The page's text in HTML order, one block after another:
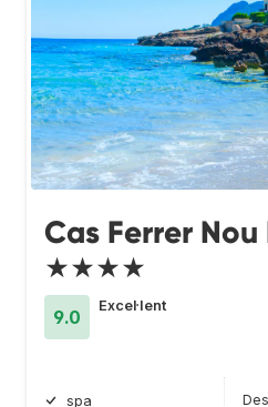
Cas Ferrer
★★★★
9.0
Excel·lent
spa